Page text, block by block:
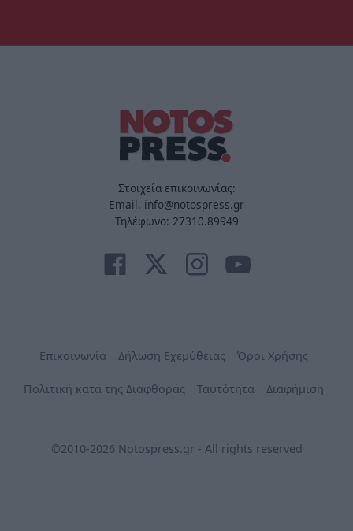
Στοιχεία επικοινωνίας:
Email. info@notospress.gr
Τηλέφωνο: 27310.89949
Επικοινωνία Δήλωση Εχεμύθειας Όροι Χρήσης
Πολιτική κατά της Διαφθοράς Ταυτότητα Διαφήμιση
©2010-2026 Notospress.gr - All rights reserved